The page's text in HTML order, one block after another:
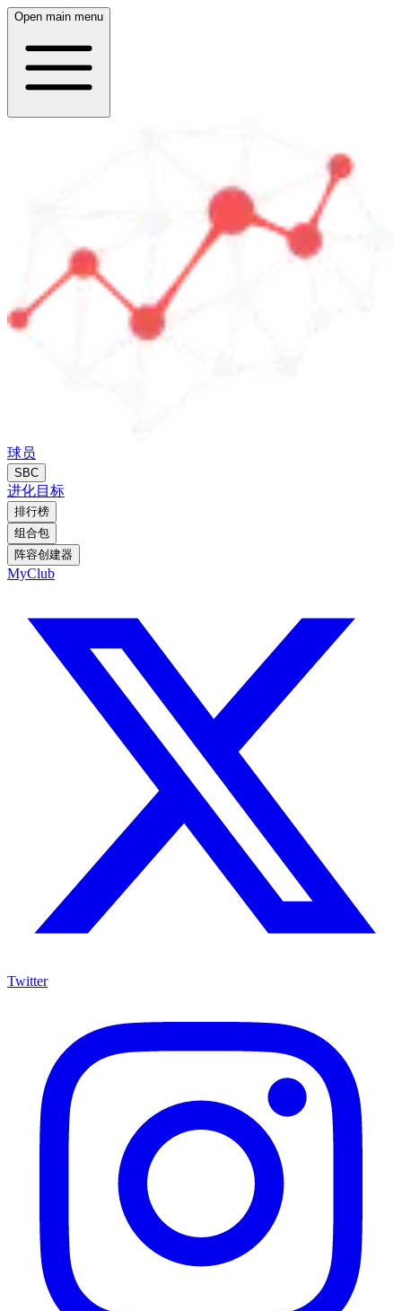
Open main menu
球员
SBC
进化目标
排行榜
组合包
阵容创建器
MyClub
Twitter